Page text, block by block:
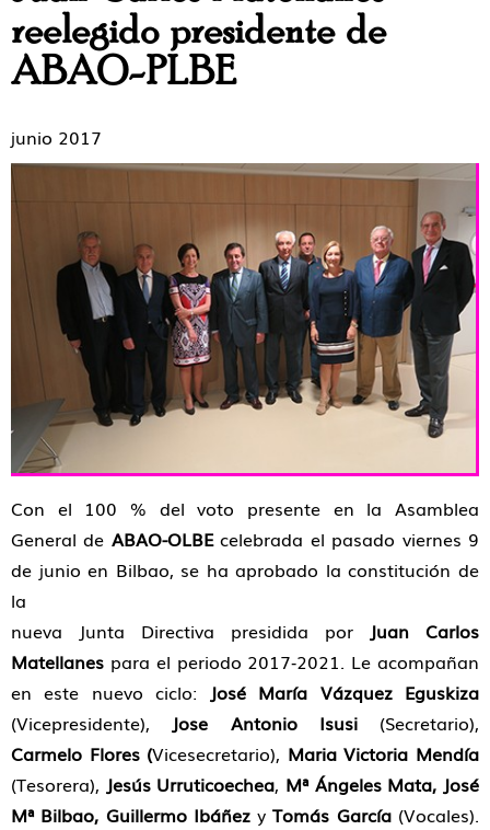
reelegido presidente de
ABAO-PLBE
junio 2017
Con el 100 % del voto presente en la Asamblea
General de ABAO-OLBEcelebrada el pasado viernes 9
de junio en Bilbao, se ha aprobado la constitución de
la
nueva Junta Directiva presidida por
Juan Carlos
Matellanes para el periodo 2017‐2021. Le acompañan
en este nuevo ciclo:
José María Vázquez Eguskiza
(Vicepresidente),
Jose Antonio Isusi(Secretario),
Carmelo Flores (Vicesecretario), Maria Victoria Mendía
(Tesorera), Jesús Urruticoechea, Mª Ángeles Mata, José
Mª Bilbao, Guillermo IbáñezyTomás García(Vocales).